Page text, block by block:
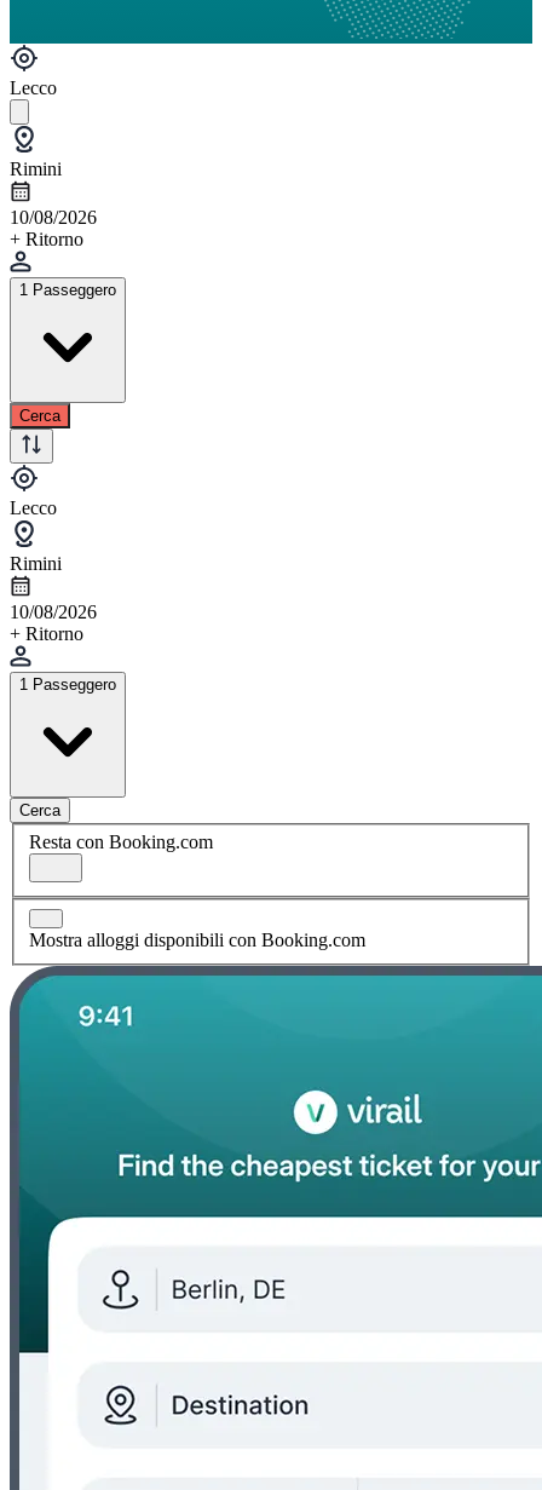
Lecco
Rimini
10/08/2026
+ Ritorno
1 Passeggero
Cerca
Lecco
Rimini
10/08/2026
+ Ritorno
1 Passeggero
Cerca
Resta con Booking.com
Mostra alloggi disponibili con Booking.com